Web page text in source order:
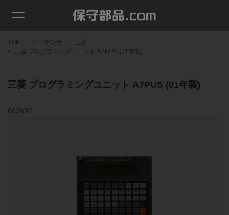
TOP シーケンサ
三菱
三菱 プログラミングユニット A7PUS (01年製)
三菱 プログラミングユニット A7PUS (01年製)
802692